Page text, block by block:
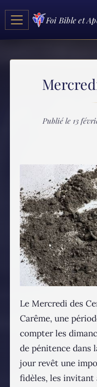
Foi Bible et
Publié le 13
Le Mercredi des
Carême, une
compter les
de pénitence dans
jour revêt une
fidèles, les